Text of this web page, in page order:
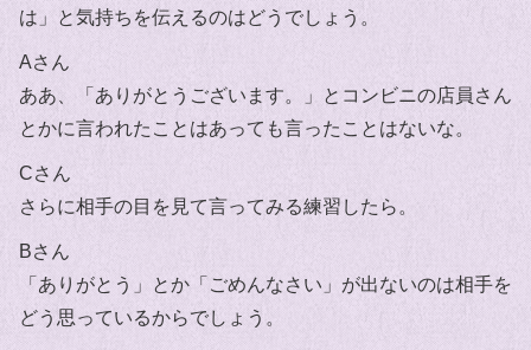
は」と気持ちを伝えるのはどうでしょう。
Aさん
ああ、「ありがとうございます。」とコンビニの店員さん
とかに言われたことはあっても言ったことはないな。
Cさん
さらに相手の目を見て言ってみる練習したら。
Bさん
「ありがとう」とか「ごめんなさい」が出ないのは相手を
どう思っているからでしょう。